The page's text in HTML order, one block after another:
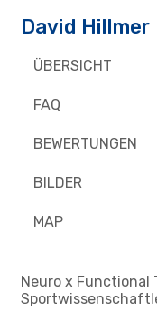
David Hillmer
ÜBERSICHT
FAQ
BEWERTUNGEN
BILDER
MAP
Neuro x Functional